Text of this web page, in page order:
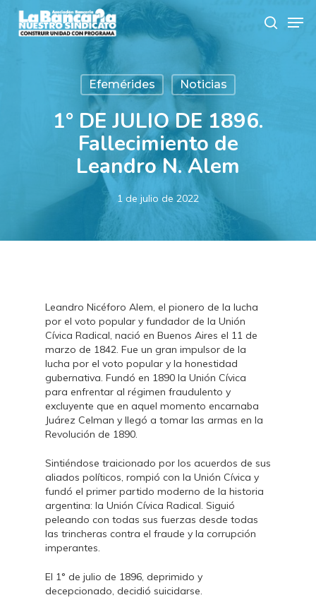
main
search
Efemérides Noticias
1° DE JULIO DE 1896.
Fallecimiento de
Leandro N. Alem
1 de julio de 2022
Leandro Nicéforo Alem, el pionero de la lucha
por el voto popular y fundador de la Unión
Cívica Radical, nació en Buenos Aires el 11 de
marzo de 1842. Fue un gran impulsor de la
lucha por el voto popular y la honestidad
gubernativa. Fundó en 1890 la Unión Cívica
para enfrentar al régimen fraudulento y
excluyente que en aquel momento encarnaba
Juárez Celman y llegó a tomar las armas en la
Revolución de 1890.
Sintiéndose traicionado por los acuerdos de sus
aliados políticos, rompió con la Unión Cívica y
fundó el primer partido moderno de la historia
argentina: la Unión Cívica Radical. Siguió
peleando con todas sus fuerzas desde todas
las trincheras contra el fraude y la corrupción
imperantes.
El 1° de julio de 1896, deprimido y
decepcionado, decidió suicidarse.